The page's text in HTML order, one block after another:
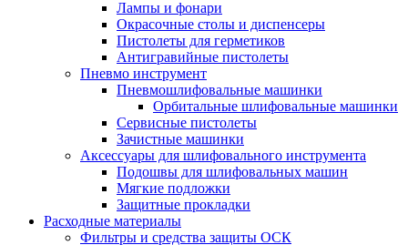
Лампы и фонари
Окрасочные столы и диспенсеры
Пистолеты для герметиков
Антигравийные пистолеты
Пневмо инструмент
Пневмошлифовальные машинки
Орбитальные шлифовальные машинки
Сервисные пистолеты
Зачистные машинки
Аксессуары для шлифовального инструмента
Подошвы для шлифовальных машин
Мягкие подложки
Защитные прокладки
Расходные материалы
Фильтры и средства защиты ОСК